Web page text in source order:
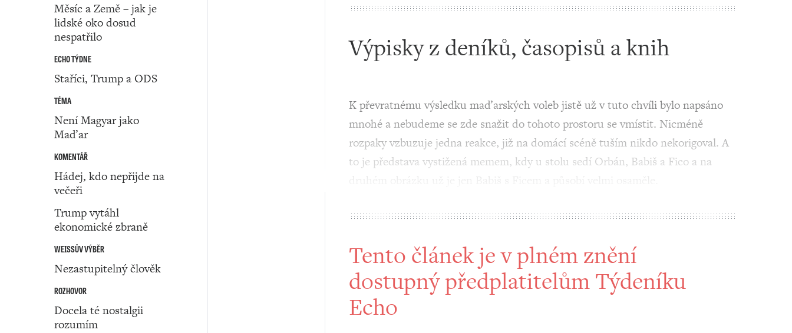
Měsíc a Země – jak je
lidské oko dosud
nespatřilo
ECHO TÝDNE
Staříci, Trump a ODS
TÉMA
Není Magyar jako
Maďar
KOMENTÁŘ
Hádej, kdo nepřijde na
večeři
Trump vytáhl
ekonomické zbraně
WEISSŮV VÝBĚR
Nezastupitelný člověk
ROZHOVOR
Docela té nostalgii
rozumím
Výpisky z deníků, časopisů a knih
K převratnému výsledku maďarských voleb jistě už v tuto chvíli bylo napsáno
mnohé a nebudeme se zde snažit do tohoto prostoru se vmístit. Nicméně
rozpaky vzbuzuje jedna reakce, již na domácí scéně tuším nikdo nekorigoval. A
to je představa vystižená memem, kdy u stolu sedí Orbán, Babiš a Fico a na
Tento článek je v plném znění
dostupný předplatitelům Týdeníku
Echo